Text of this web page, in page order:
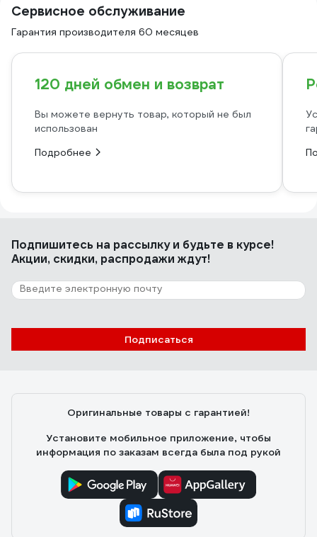
Сервисное обслуживание
Гарантия производителя 60 месяцев
120 дней обмен и возврат
Вы можете вернуть товар, который не был
использован
Подробнее
Подпишитесь на рассылкуи будьте в курсе!
Акции, скидки, распродажи ждут!
Подписаться
Оригинальные товары с гарантией!
Установите мобильное приложение, чтобы
информация по заказам всегда была под рукой